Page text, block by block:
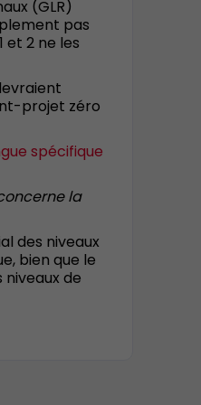
(GLR)
pas
2 ne les
projet zéro
spécifique
la
des niveaux
bien que le
de